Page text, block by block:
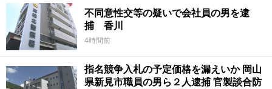
不同意性交等の疑いで会社員の男を逮
捕 香川
4時間前
指名競争入札の予定価格を漏えいか 岡山
県新見市職員の男ら２人逮捕 官製談合防